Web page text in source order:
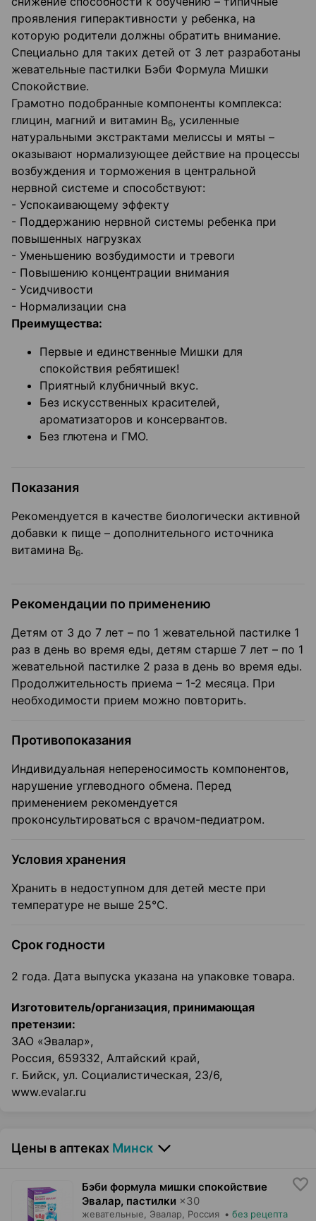
проявления гиперактивности у ребенка, на
которую родители должны обратить внимание.
Специально для таких детей от 3 лет разработаны
жевательные пастилки Бэби Формула Мишки
Спокойствие.
Грамотно подобранные компоненты комплекса:
глицин, магний и витамин B6, усиленные
натуральными экстрактами мелиссы и мяты –
оказывают нормализующее действие на процессы
возбуждения и торможения в центральной
нервной системе и способствуют:
- Успокаивающему эффекту
- Поддержанию нервной системы ребенка при
повышенных нагрузках
- Уменьшению возбудимости и тревоги
- Повышению концентрации внимания
- Усидчивости
- Нормализации сна
Преимущества:
Первые и единственные Мишки для
спокойствия ребятишек!
Приятный клубничный вкус.
Без искусственных красителей,
ароматизаторов и консервантов.
Без глютена и ГМО.
Показания
Рекомендуется в качестве биологически активной
добавки к пище – дополнительного источника
витамина В6.
Рекомендации по применению
Детям от 3 до 7 лет – по 1 жевательной пастилке 1
раз в день во время еды, детям старше 7 лет – по 1
жевательной пастилке 2 раза в день во время еды.
Продолжительность приема – 1-2 месяца. При
необходимости прием можно повторить.
Противопоказания
Индивидуальная непереносимость компонентов,
нарушение углеводного обмена. Перед
применением рекомендуется
проконсультироваться с врачом-педиатром.
Условия хранения
Хранить в недоступном для детей месте при
температуре не выше 25°С.
Срок годности
2 года. Дата выпуска указана на упаковке товара.
Изготовитель/организация, принимающая
претензии:
ЗАО «Эвалар»,
Россия, 659332, Алтайский край,
г. Бийск, ул. Социалистическая, 23/6,
www.evalar.ru
Цены в аптеках Минск
Бэби формула мишки спокойствие
Эвалар, пастилки ×30
жевательные, Эвалар, Россия • без рецепта